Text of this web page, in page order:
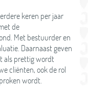
keren per jaar
de
Met bestuurder en
Daarnaast geven
als prettig wordt
cliënten, ook de rol
wordt.